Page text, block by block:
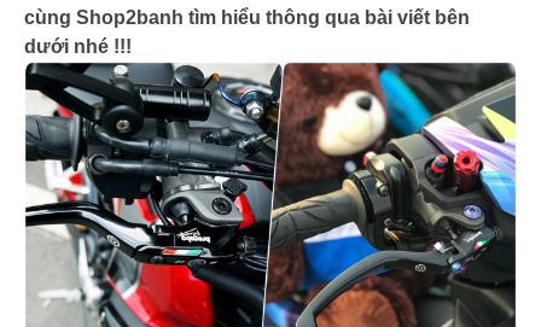
cùng Shop2banh tìm hiểu thông qua bài viết bên
dưới nhé !!!